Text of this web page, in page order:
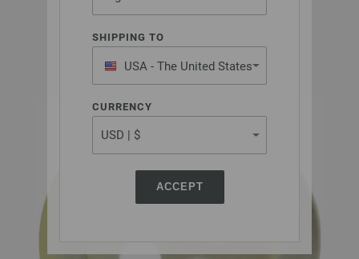
SHIPPING TO
USA - The United States
of America
CURRENCY
ACCEPT